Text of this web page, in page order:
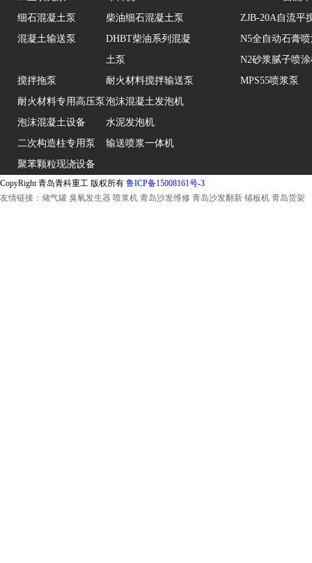
细石混凝土泵
柴油细石混凝土泵
混凝土输送泵
DHBT柴油系列混凝
土泵
搅拌拖泵
耐火材料搅拌输送泵
耐火材料专用高压泵泡沫混凝土发泡机
泡沫混凝土设备
水泥发泡机
二次构造柱专用泵
输送喷浆一体机
聚苯颗粒现浇设备
ZJB-20A自流平
N5全自动石膏
N2砂浆腻子喷
MPS55喷浆泵
CopyRight 青岛青科重工 版权所有 鲁ICP备15008161号-3
友情链接： 储气罐 臭氧发生器 喷浆机 青岛沙发维修 青岛沙发翻新 铺板机 青岛货架